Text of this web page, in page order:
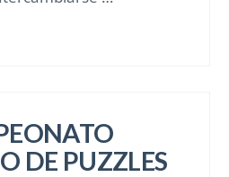
DE PUZZLES